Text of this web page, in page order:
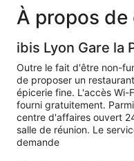
À propos
ibis Lyon Gare la
Outre le fait d'être non-
de proposer un
épicerie fine. L'accès Wi-
fourni gratuitement.
centre d'affaires ouvert
salle de réunion. Le
demande